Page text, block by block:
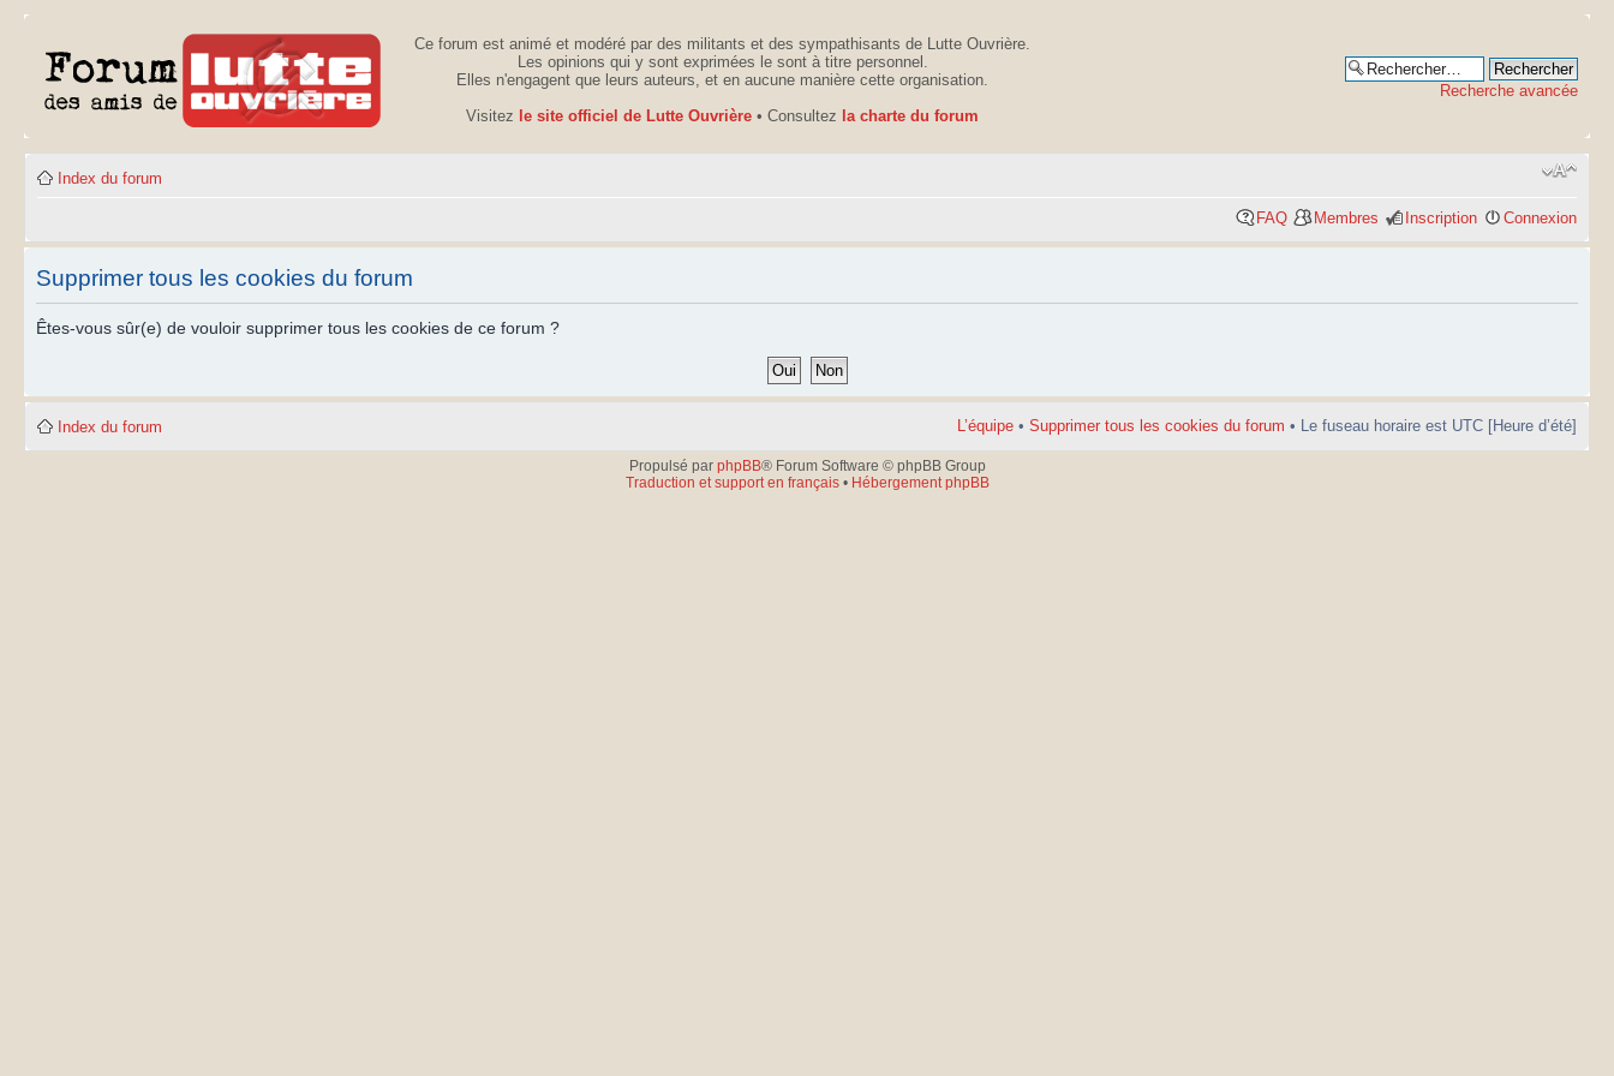
Ce forum est animé et modéré par des militants et des sympathisants de Lutte Ouvrière.
Les opinions qui y sont exprimées le sont à titre personnel.
Elles n'engagent que leurs auteurs, et en aucune manière cette organisation.
Visitez le site officiel de Lutte Ouvrière • Consultez la charte du forum
Recherche avancée
Index du forum
FAQ Membres Inscription Connexion
Supprimer tous les cookies du forum
Êtes-vous sûr(e) de vouloir supprimer tous les cookies de ce forum ?
Index du forum L’équipe • Supprimer tous les cookies du forum • Le fuseau horaire est UTC [Heure d’été]
Propulsé par phpBB® Forum Software © phpBB Group
Traduction et support en français• Hébergement phpBB